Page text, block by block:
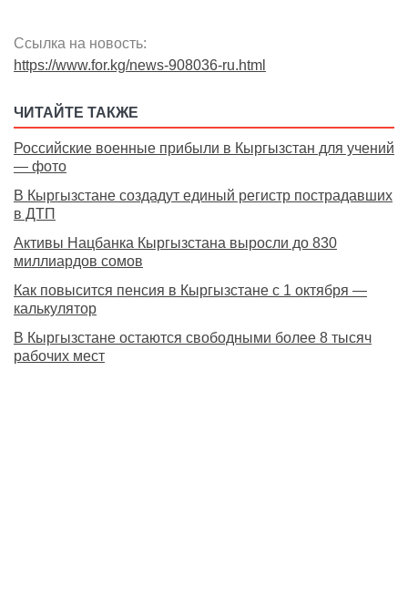
Ссылка на новость:
https://www.for.kg/news-908036-ru.html
ЧИТАЙТЕ ТАКЖЕ
Российские военные прибыли в Кыргызстан для учений
— фото
В Кыргызстане создадут единый регистр пострадавших
в ДТП
Активы Нацбанка Кыргызстана выросли до 830
миллиардов сомов
Как повысится пенсия в Кыргызстане с 1 октября —
калькулятор
В Кыргызстане остаются свободными более 8 тысяч
рабочих мест